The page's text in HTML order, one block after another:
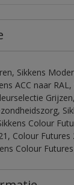
Sikkens
ACC naar
Colour
Colour Futures
Colour